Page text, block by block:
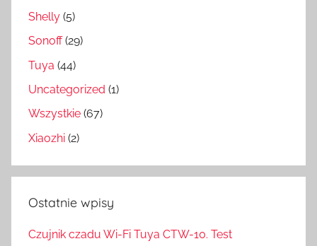
Shelly (5)
Sonoff(29)
Tuya (44)
Uncategorized (1)
Wszystkie (67)
Xiaozhi (2)
Ostatnie wpisy
Czujnik czadu Wi-Fi Tuya CTW-10. Test